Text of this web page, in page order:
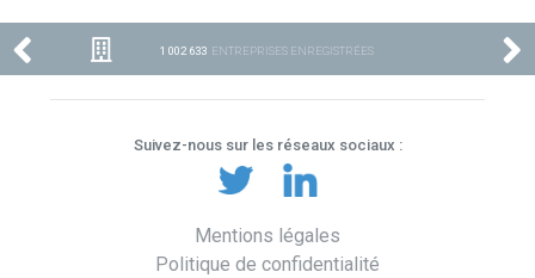
1 002 633 ENTREPRISES ENREGISTRÉES
Suivez-nous sur les réseaux sociaux :
Mentions légales
Politique de confidentialité